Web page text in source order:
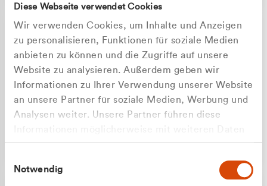
Diese Webseite verwendet Cookies
Wir verwenden Cookies, um Inhalte und Anzeigen
zu personalisieren, Funktionen für soziale Medien
anbieten zu können und die Zugriffe auf unsere
Website zu analysieren. Außerdem geben wir
Informationen zu Ihrer Verwendung unserer Website
an unsere Partner für soziale Medien, Werbung und
Analysen weiter. Unsere Partner führen diese
gesammelt haben.
Notwendig
Apilash Balanesan